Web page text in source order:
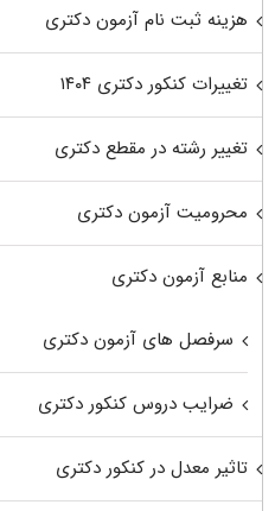
هزینه ثبت نام آزمون دکتری
تغییرات کنکور دکتری ۱۴۰۴
تغییر رشته در مقطع دکتری
محرومیت آزمون دکتری
منابع آزمون دکتری
سرفصل های آزمون دکتری
ضرایب دروس کنکور دکتری
تاثیر معدل در کنکور دکتری